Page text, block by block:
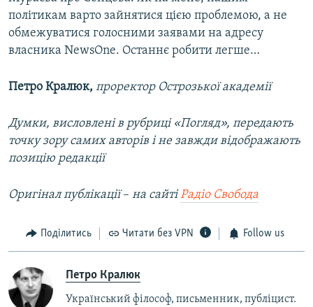
політикам варто зайнятися цією проблемою, а не
обмежуватися голосними заявами на адресу
власника NewsOne. Останнє робити легше…
Петро Кралюк, проректор Острозької академії
Думки, висловлені в рубриці «Погляд», передають
точку зору самих авторів і не завжди відображають
позицію редакції
Оригінал публікації–​ на сайтіРадіо Свобода
Поділитись Читати без VPN Follow us
Петро Кралюк
Український філософ, письменник, публіцист.